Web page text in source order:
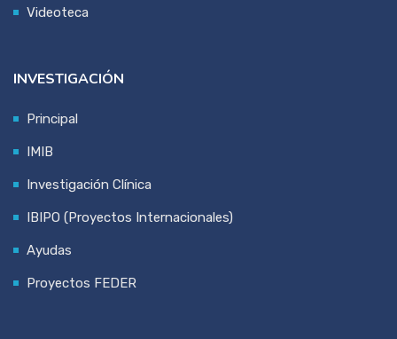
Videoteca
INVESTIGACIÓN
Principal
IMIB
Investigación Clínica
IBIPO (Proyectos Internacionales)
Ayudas
Proyectos FEDER